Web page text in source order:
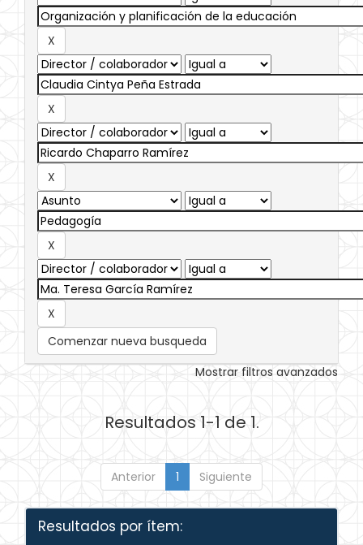
Comenzar nueva busqueda
Mostrar filtros avanzados
Resultados 1-1 de 1.
Anterior 1 Siguiente
Resultados por ítem: